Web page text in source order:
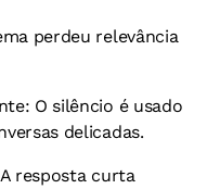
perdeu relevância
O silêncio é usado
delicadas.
resposta curta